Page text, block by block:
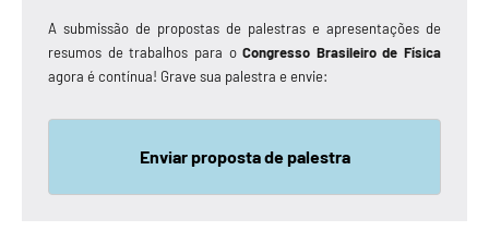
A submissão de propostas de palestras e apresentações de
resumos de trabalhos para oCongresso Brasileiro de Física
agora é contínua! Grave sua palestra e envie:
Enviar proposta de palestra